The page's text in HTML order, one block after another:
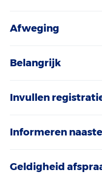
Afweging
Belangrijk
Invullen
Informeren
Geldigheid